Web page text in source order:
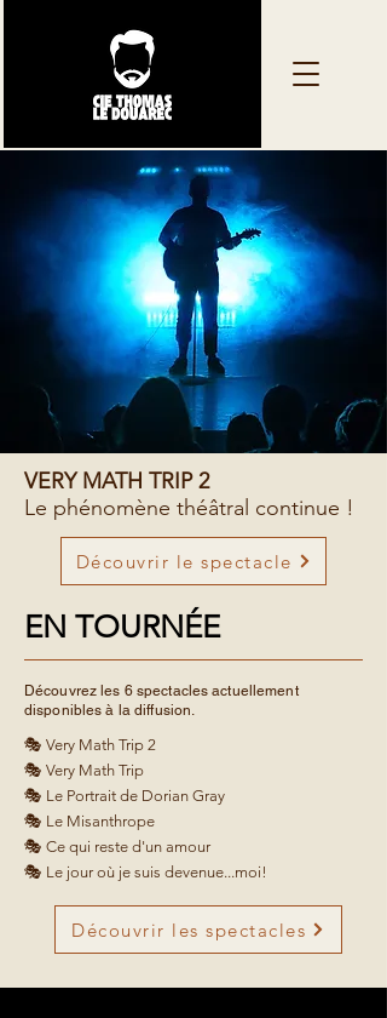
VERY MATH TRIP 2
Le phénomène théâtral continue !
Découvrir le spectacle
EN TOURNÉE
Découvrez les 6 spectacles actuellement
disponibles à la diffusion.
​​🎭 Very Math Trip 2
🎭 Very Math Trip
🎭 Le Portrait de Dorian Gray
🎭 Le Misanthrope
🎭 Ce qui reste d'un amour
🎭 Le jour où je suis devenue...moi!
Découvrir les spectacles